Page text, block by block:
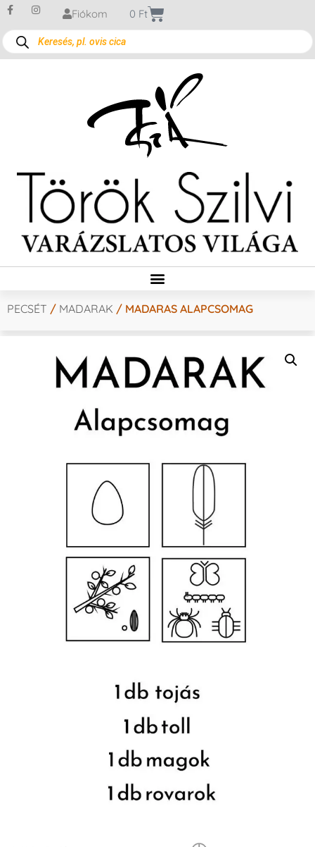
Fiókom 0 Ft
PECSÉT / MADARAK / MADARAS ALAPCSOMAG